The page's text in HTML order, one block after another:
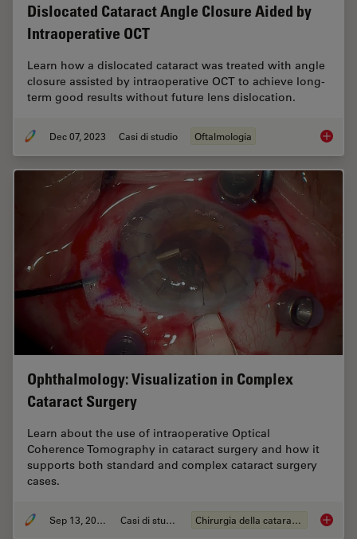
Dislocated Cataract Angle Closure Aided by
Intraoperative OCT
Learn how a dislocated cataract was treated with angle
closure assisted by intraoperative OCT to achieve long-
term good results without future lens dislocation.
Dec 07, 2023 Casi di studio Oftalmologia
Ophthalmology: Visualization in Complex
Cataract Surgery
Learn about the use of intraoperative Optical
Coherence Tomography in cataract surgery and how it
supports both standard and complex cataract surgery
cases.
Sep 13, 2023 Casi di studio Chirurgia della cataratta